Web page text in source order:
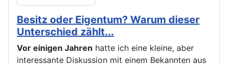
Besitz oder Eigentum? Warum dieser
Unterschied zählt...
Vor einigen Jahren hatte ich eine kleine, aber
interessante Diskussion mit einem Bekannten aus